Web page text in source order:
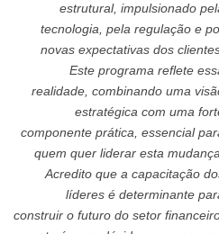
estrutural, impulsionado
tecnologia, pela regulação e
novas expectativas dos
Este programa reflete
realidade, combinando uma
estratégica com uma
componente prática, essencial
quem quer liderar esta mudança.
Acredito que a capacitação
líderes é determinante
construir o futuro do setor